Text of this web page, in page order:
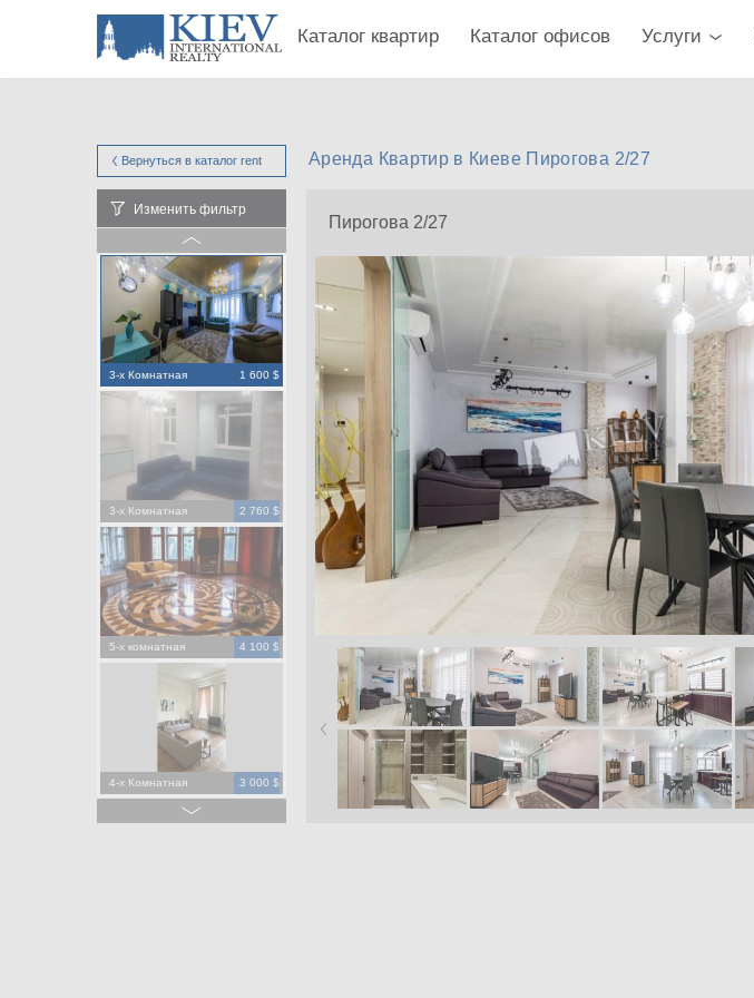
Каталог квартир Каталог офисов Услуги
Вернуться в каталог rent Аренда Квартир в Киеве Пирогова 2/27
Изменить фильтр
3-х Комнатная 1 600 $
3-х Комнатная 2 760 $
5-х комнатная 4 100 $
4-х Комнатная 3 000 $
Пирогова 2/27